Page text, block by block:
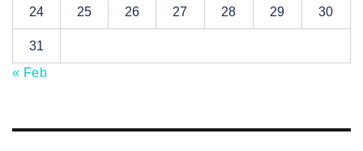
24 25 26 27 28 29 30
31
« Feb